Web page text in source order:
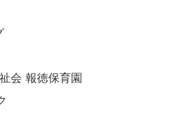
会 報徳保育園